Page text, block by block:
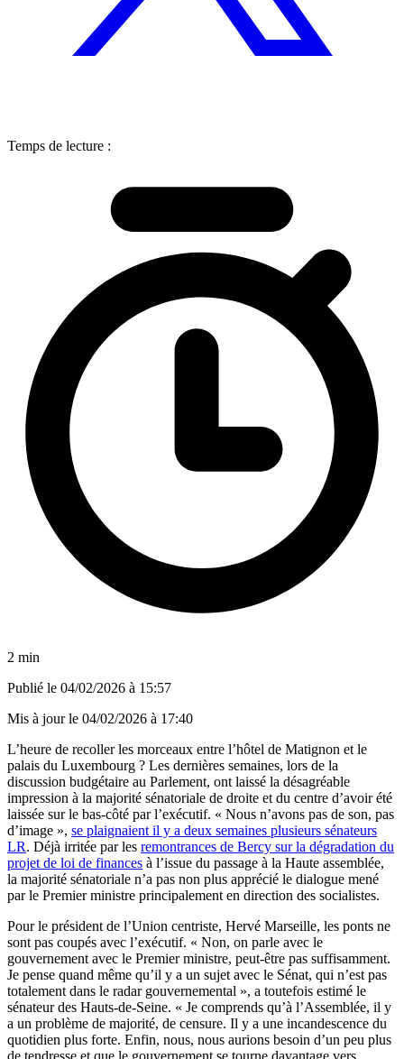
Temps de lecture :
2 min
Publié le 04/02/2026 à 15:57
Mis à jour le 04/02/2026 à 17:40
L’heure de recoller les morceaux entre l’hôtel de Matignon et le
palais du Luxembourg ? Les dernières semaines, lors de la
discussion budgétaire au Parlement, ont laissé la désagréable
impression à la majorité sénatoriale de droite et du centre d’avoir été
laissée sur le bas-côté par l’exécutif. « Nous n’avons pas de son, pas
d’image », se plaignaient il y a deux semaines plusieurs sénateurs
LR. Déjà irritée par les remontrances de Bercy sur la dégradation du
projet de loi de finances à l’issue du passage à la Haute assemblée,
la majorité sénatoriale n’a pas non plus apprécié le dialogue mené
par le Premier ministre principalement en direction des socialistes.
Pour le président de l’Union centriste, Hervé Marseille, les ponts ne
sont pas coupés avec l’exécutif. « Non, on parle avec le
gouvernement avec le Premier ministre, peut-être pas suffisamment.
Je pense quand même qu’il y a un sujet avec le Sénat, qui n’est pas
totalement dans le radar gouvernemental », a toutefois estimé le
sénateur des Hauts-de-Seine. « Je comprends qu’à l’Assemblée, il y
a un problème de majorité, de censure. Il y a une incandescence du
quotidien plus forte. Enfin, nous, nous aurions besoin d’un peu plus
de tendresse et que le gouvernement se tourne davantage vers